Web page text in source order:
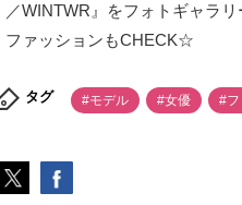
／WINTWR』をフォトギャラ
ファッションもCHECK☆
タグ #モデル #女優 #フ